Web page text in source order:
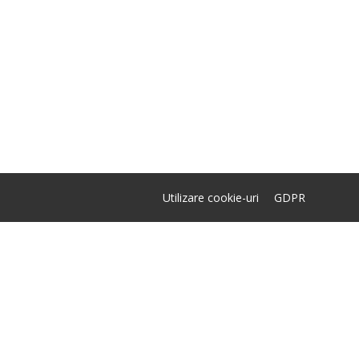
Utilizare cookie-uri GDPR